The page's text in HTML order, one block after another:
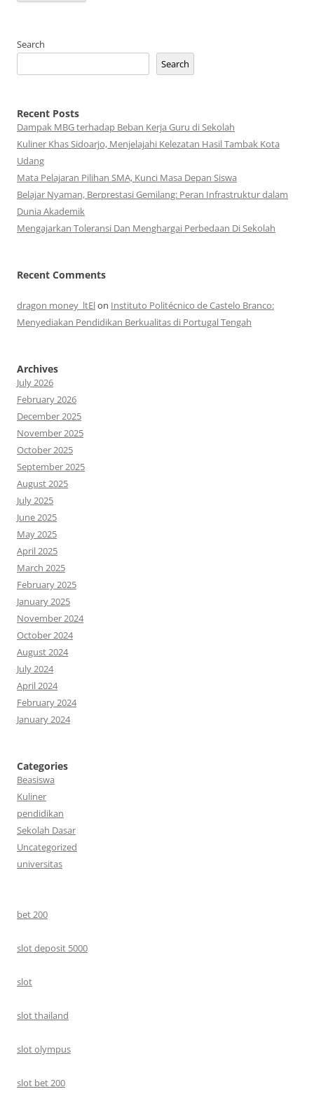
Search
Search
Recent Posts
Dampak MBG terhadap Beban Kerja Guru di Sekolah
Kuliner Khas Sidoarjo, Menjelajahi Kelezatan Hasil Tambak Kota
Udang
Mata Pelajaran Pilihan SMA, Kunci Masa Depan Siswa
Belajar Nyaman, Berprestasi Gemilang: Peran Infrastruktur dalam
Dunia Akademik
Mengajarkan Toleransi Dan Menghargai Perbedaan Di Sekolah
Recent Comments
dragon money_ltElon Instituto Politécnico de Castelo Branco:
Menyediakan Pendidikan Berkualitas di Portugal Tengah
Archives
July 2026
February 2026
December 2025
November 2025
October 2025
September 2025
August 2025
July 2025
June 2025
May 2025
April 2025
March 2025
February 2025
January 2025
November 2024
October 2024
August 2024
July 2024
April 2024
February 2024
January 2024
Categories
Beasiswa
Kuliner
pendidikan
Sekolah Dasar
Uncategorized
universitas
bet 200
slot deposit 5000
slot
slot thailand
slot olympus
slot bet 200